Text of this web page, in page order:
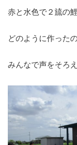
赤と水色で２旈の
どのように作った
みんなで声をそろ